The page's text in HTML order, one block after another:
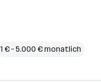
1 € – 5.000 € monatlich